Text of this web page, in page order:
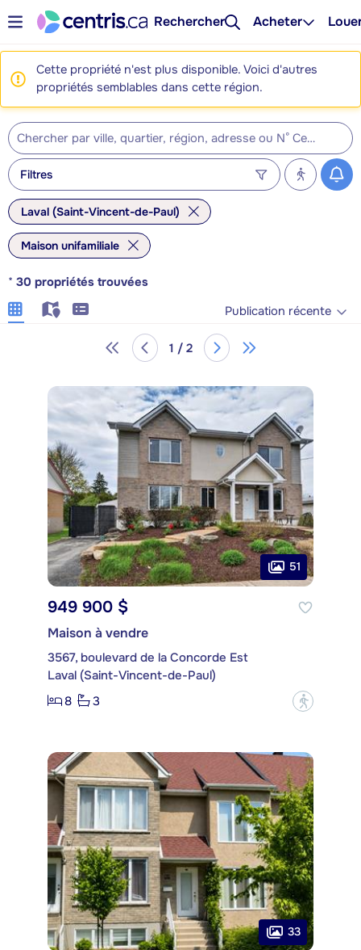
Rechercher Acheter
Cette propriété n'est plus disponible. Voici d'autres
propriétés semblables dans cette région.
Filtres
Laval (Saint-Vincent-de-Paul)
Maison unifamiliale
* 30 propriétés trouvées
Publication récente
1 / 2
51
949 900 $
Maison à vendre
3567, boulevard de la Concorde Est
Laval (Saint-Vincent-de-Paul)
8
3 ?
33